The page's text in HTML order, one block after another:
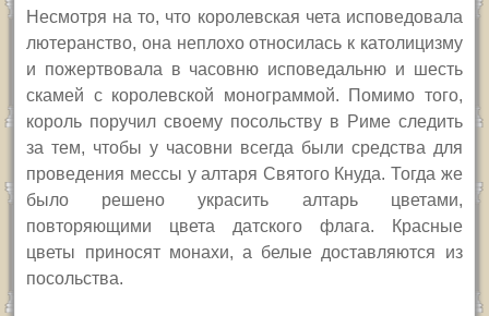
Несмотря на то, что королевская чета исповедовала
лютеранство, она неплохо относилась к католицизму
и пожертвовала в часовню исповедальню и шесть
скамей с королевской монограммой. Помимо того,
король поручил своему посольству в Риме следить
за тем, чтобы у часовни всегда были средства для
проведения мессы у алтаря Святого Кнуда. Тогда же
было решено украсить алтарь цветами,
повторяющими цвета датского флага. Красные
цветы приносят монахи, а белые доставляются из
посольства.